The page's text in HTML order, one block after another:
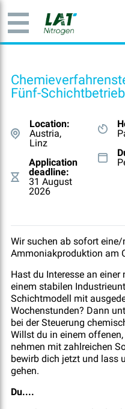
Fünf-
Location:
Austria,
Linz
Application
deadline:
31 August
2026
Wir suchen ab sofort
Ammoniakproduktion am
Hast du Interesse an
einem stabilen
Schichtmodell mit
Wochenstunden? Dann
bei der Steuerung
Willst du in einem
nehmen mit zahlreichen
bewirb dich jetzt und lass
gehen.
Du....